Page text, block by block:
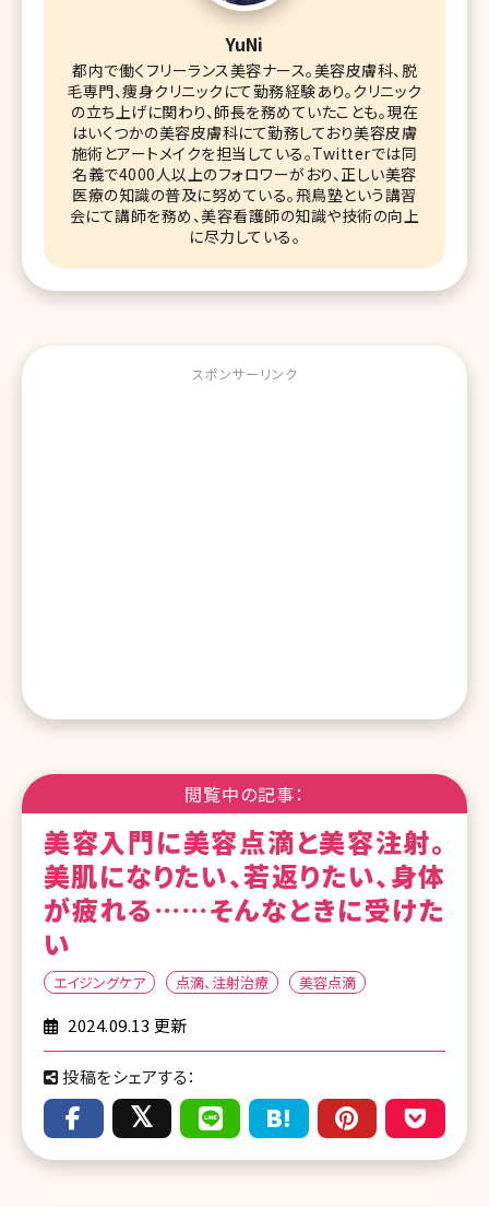
YuNi
都内で働くフリーランス美容ナース。美容皮膚科、脱
毛専門、痩身クリニックにて勤務経験あり。クリニック
の立ち上げに関わり、師長を務めていたことも。現在
はいくつかの美容皮膚科にて勤務しており美容皮膚
施術とアートメイクを担当している。Twitterでは同
名義で4000人以上のフォロワーがおり、正しい美容
医療の知識の普及に努めている。飛鳥塾という講習
会にて講師を務め、美容看護師の知識や技術の向上
に尽力している。
スポンサーリンク
閲覧中の記事：
美容入門に美容点滴と美容注射。
美肌になりたい、若返りたい、身体
が疲れる……そんなときに受けた
い
エイジングケア 点滴、注射治療 美容点滴
2024.09.13 更新
投稿をシェアする：